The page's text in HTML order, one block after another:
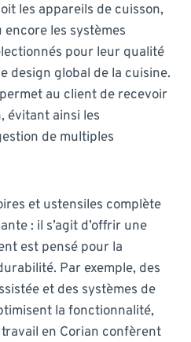
les appareils de cuisson,
les systèmes
pour leur qualité
design global de la cuisine.
au client de recevoir
évitant ainsi les
de multiples
et ustensiles complète
: il s’agit d’offrir une
est pensé pour la
Par exemple, des
et des systèmes de
la fonctionnalité,
en Corian confèrent